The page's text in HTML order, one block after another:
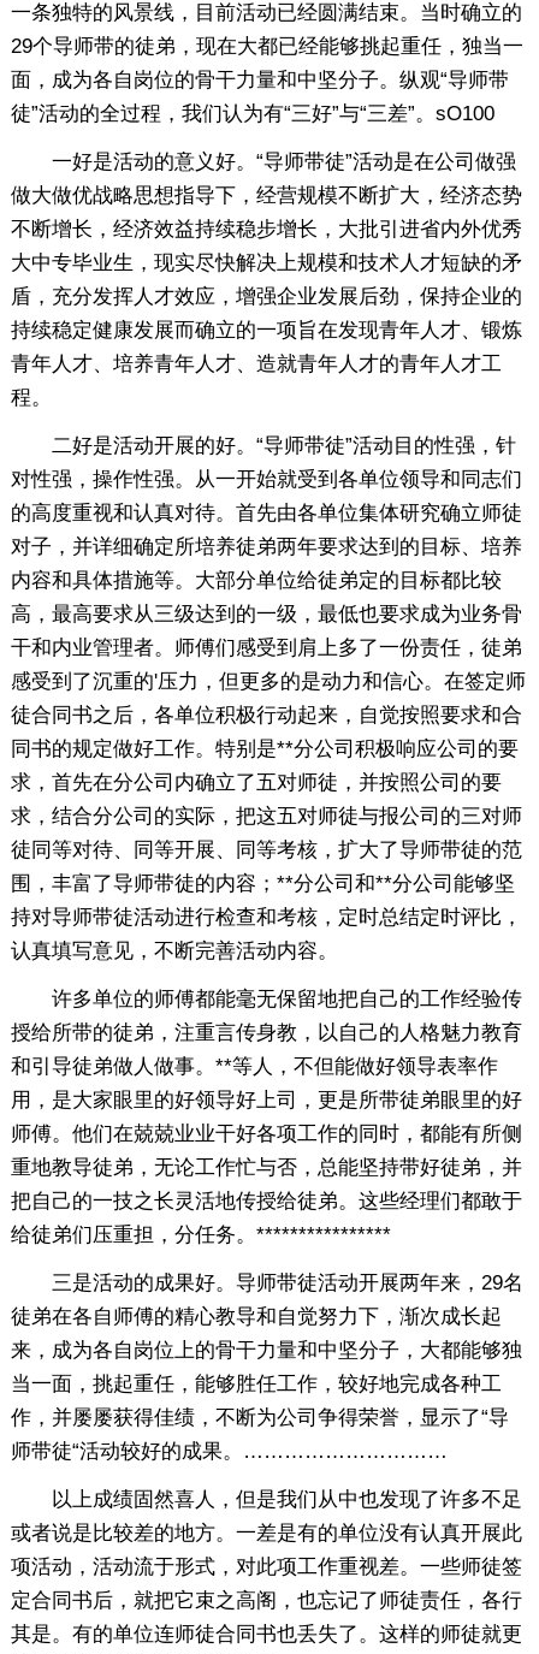
一条独特的风景线，目前活动已经圆满结束。当时确立的
29个导师带的徒弟，现在大都已经能够挑起重任，独当一
面，成为各自岗位的骨干力量和中坚分子。纵观“导师带
徒”活动的全过程，我们认为有“三好”与“三差”。sO100
一好是活动的意义好。“导师带徒”活动是在公司做强
做大做优战略思想指导下，经营规模不断扩大，经济态势
不断增长，经济效益持续稳步增长，大批引进省内外优秀
大中专毕业生，现实尽快解决上规模和技术人才短缺的矛
盾，充分发挥人才效应，增强企业发展后劲，保持企业的
持续稳定健康发展而确立的一项旨在发现青年人才、锻炼
青年人才、培养青年人才、造就青年人才的青年人才工
程。
二好是活动开展的好。“导师带徒”活动目的性强，针
对性强，操作性强。从一开始就受到各单位领导和同志们
的高度重视和认真对待。首先由各单位集体研究确立师徒
对子，并详细确定所培养徒弟两年要求达到的目标、培养
内容和具体措施等。大部分单位给徒弟定的目标都比较
高，最高要求从三级达到的一级，最低也要求成为业务骨
干和内业管理者。师傅们感受到肩上多了一份责任，徒弟
感受到了沉重的'压力，但更多的是动力和信心。在签定师
徒合同书之后，各单位积极行动起来，自觉按照要求和合
同书的规定做好工作。特别是**分公司积极响应公司的要
求，首先在分公司内确立了五对师徒，并按照公司的要
求，结合分公司的实际，把这五对师徒与报公司的三对师
徒同等对待、同等开展、同等考核，扩大了导师带徒的范
围，丰富了导师带徒的内容；**分公司和**分公司能够坚
持对导师带徒活动进行检查和考核，定时总结定时评比，
认真填写意见，不断完善活动内容。
许多单位的师傅都能毫无保留地把自己的工作经验传
授给所带的徒弟，注重言传身教，以自己的人格魅力教育
和引导徒弟做人做事。**等人，不但能做好领导表率作
用，是大家眼里的好领导好上司，更是所带徒弟眼里的好
师傅。他们在兢兢业业干好各项工作的同时，都能有所侧
重地教导徒弟，无论工作忙与否，总能坚持带好徒弟，并
把自己的一技之长灵活地传授给徒弟。这些经理们都敢于
给徒弟们压重担，分任务。****************
三是活动的成果好。导师带徒活动开展两年来，29名
徒弟在各自师傅的精心教导和自觉努力下，渐次成长起
来，成为各自岗位上的骨干力量和中坚分子，大都能够独
当一面，挑起重任，能够胜任工作，较好地完成各种工
作，并屡屡获得佳绩，不断为公司争得荣誉，显示了“导
师带徒“活动较好的成果。…………………………
以上成绩固然喜人，但是我们从中也发现了许多不足
或者说是比较差的地方。一差是有的单位没有认真开展此
项活动，活动流于形式，对此项工作重视差。一些师徒签
定合同书后，就把它束之高阁，也忘记了师徒责任，各行
其是。有的单位连师徒合同书也丢失了。这样的师徒就更